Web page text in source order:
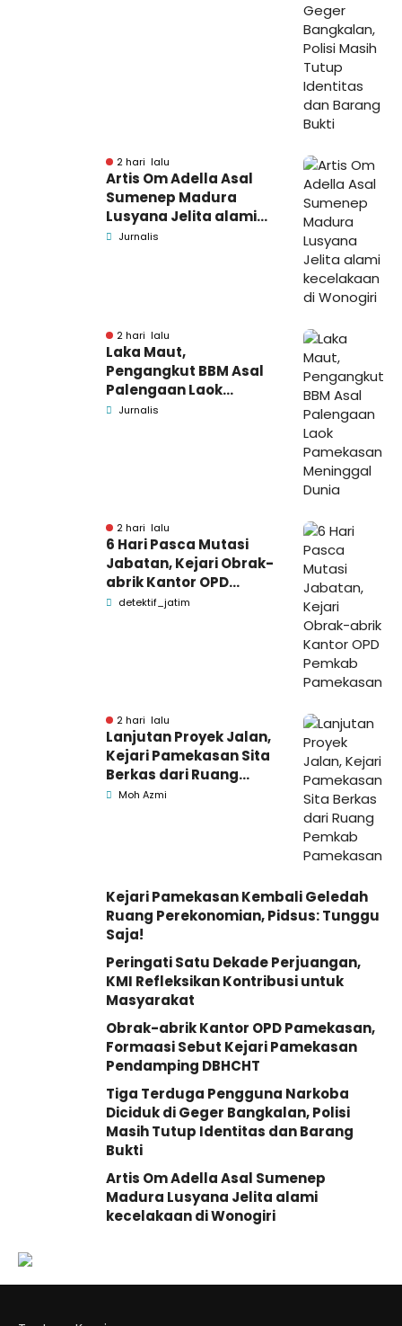
2 hari lalu
Artis Om Adella Asal
Sumenep Madura
Lusyana Jelita alami
kecelakaan di Wonogiri
Jurnalis
2 hari lalu
Laka Maut,
Pengangkut BBM Asal
Palengaan Laok
Pamekasan Meninggal
Jurnalis
2 hari lalu
6 Hari Pasca Mutasi
Jabatan, Kejari Obrak-
abrik Kantor OPD
Pemkab Pamekasan
detektif_jatim
2 hari lalu
Lanjutan Proyek Jalan,
Kejari Pamekasan Sita
Berkas dari Ruang
Pemkab Pamekasan
Moh Azmi
Kejari Pamekasan Kembali Geledah
Ruang Perekonomian, Pidsus: Tunggu
Saja!
Peringati Satu Dekade Perjuangan,
KMI Refleksikan Kontribusi untuk
Masyarakat
Obrak-abrik Kantor OPD Pamekasan,
Formaasi Sebut Kejari Pamekasan
Pendamping DBHCHT
Tiga Terduga Pengguna Narkoba
Diciduk di Geger Bangkalan, Polisi
Masih Tutup Identitas dan Barang
Bukti
Artis Om Adella Asal Sumenep
Madura Lusyana Jelita alami
kecelakaan di Wonogiri